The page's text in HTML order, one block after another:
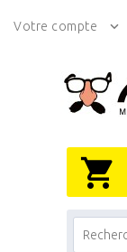
Votre compte